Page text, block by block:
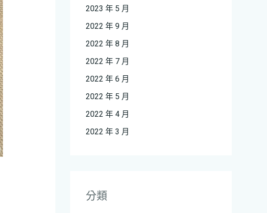
2023 年 5 月
2022 年 9 月
2022 年 8 月
2022 年 7 月
2022 年 6 月
2022 年 5 月
2022 年 4 月
2022 年 3 月
分類